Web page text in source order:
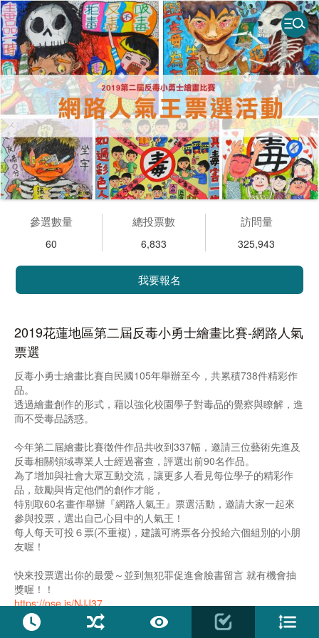
參選數量
60
總投票數
6,833
訪問量
325,943
我要報名
2019花蓮地區第二屆反毒小勇士繪畫比賽-網路人氣
票選
反毒小勇士繪畫比賽自民國105年舉辦至今，共累積738件精彩作
品。
透過繪畫創作的形式，藉以強化校園學子對毒品的覺察與瞭解，進
而不受毒品誘惑。
今年第二屆繪畫比賽徵件作品共收到337幅，邀請三位藝術先進及
反毒相關領域專業人士經過審查，評選出前90名作品。
為了增加與社會大眾互動交流，讓更多人看見每位學子的精彩作
品，鼓勵與肯定他們的創作才能，
特別取60名畫作舉辦『網路人氣王』票選活動，邀請大家一起來
參與投票，選出自己心目中的人氣王！
每人每天可投６票(不重複)，建議可將票各分投給六個組別的小朋
友喔！
快來投票選出你的最愛～並到無犯罪促進會臉書留言 就有機會抽
獎喔！！
https://pse.is/NJJ37
※因得獎獎項不重複，所以人氣票選入圍者不包含已評選出之金、